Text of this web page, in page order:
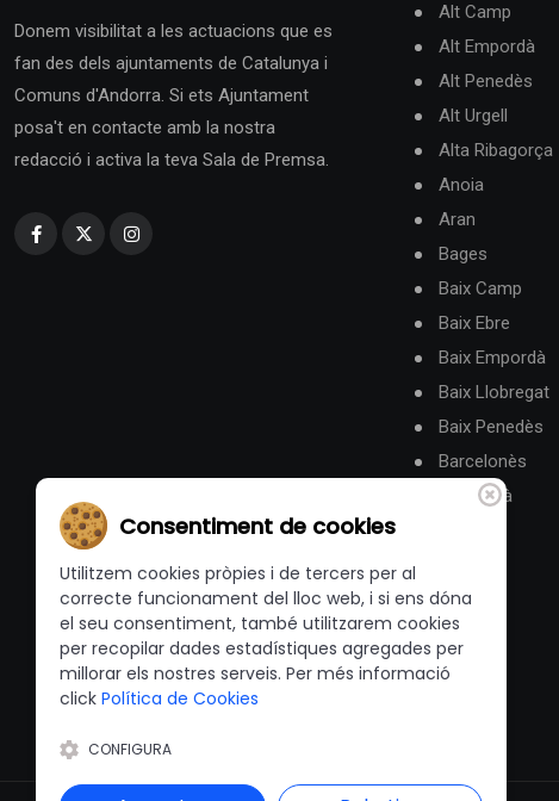
Donem visibilitat a les actuacions que es
fan des dels ajuntaments de Catalunya i
Comuns d'Andorra. Si ets Ajuntament
posa't en contacte amb la nostra
redacció i activa la teva Sala de Premsa.
Alt Camp
Alt Empordà
Alt Penedès
Alt Urgell
Alta Ribagorça
Anoia
Aran
Bages
Baix Camp
Baix Ebre
Baix Empordà
Baix Llobregat
Baix Penedès
Barcelonès
Berguedà
Consentiment de cookies
Utilitzem cookies pròpies i de tercers per al
correcte funcionament del lloc web, i si ens dóna
el seu consentiment, també utilitzarem cookies
per recopilar dades estadístiques agregades per
millorar els nostres serveis. Per més informació
click Política de Cookies
CONFIGURA